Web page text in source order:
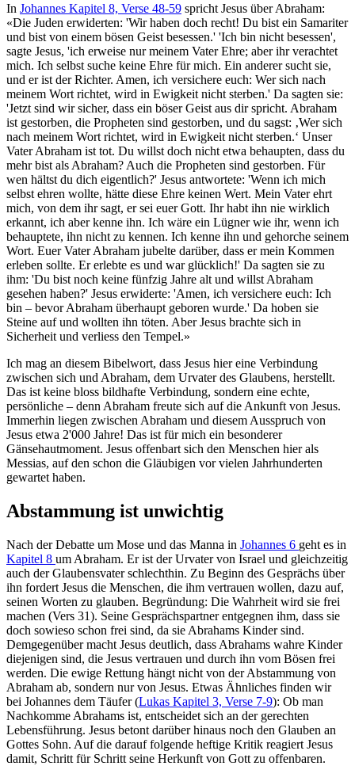
In Johannes Kapitel 8, Verse 48-59 spricht Jesus über Abraham:
«Die Juden erwiderten: 'Wir haben doch recht! Du bist ein Samariter
und bist von einem bösen Geist besessen.' 'Ich bin nicht besessen',
sagte Jesus, 'ich erweise nur meinem Vater Ehre; aber ihr verachtet
mich. Ich selbst suche keine Ehre für mich. Ein anderer sucht sie,
und er ist der Richter. Amen, ich versichere euch: Wer sich nach
meinem Wort richtet, wird in Ewigkeit nicht sterben.' Da sagten sie:
'Jetzt sind wir sicher, dass ein böser Geist aus dir spricht. Abraham
ist gestorben, die Propheten sind gestorben, und du sagst: ‚Wer sich
nach meinem Wort richtet, wird in Ewigkeit nicht sterben.‘ Unser
Vater Abraham ist tot. Du willst doch nicht etwa behaupten, dass du
mehr bist als Abraham? Auch die Propheten sind gestorben. Für
wen hältst du dich eigentlich?' Jesus antwortete: 'Wenn ich mich
selbst ehren wollte, hätte diese Ehre keinen Wert. Mein Vater ehrt
mich, von dem ihr sagt, er sei euer Gott. Ihr habt ihn nie wirklich
erkannt, ich aber kenne ihn. Ich wäre ein Lügner wie ihr, wenn ich
behauptete, ihn nicht zu kennen. Ich kenne ihn und gehorche seinem
Wort. Euer Vater Abraham jubelte darüber, dass er mein Kommen
erleben sollte. Er erlebte es und war glücklich!' Da sagten sie zu
ihm: 'Du bist noch keine fünfzig Jahre alt und willst Abraham
gesehen haben?' Jesus erwiderte: 'Amen, ich versichere euch: Ich
bin – bevor Abraham überhaupt geboren wurde.' Da hoben sie
Steine auf und wollten ihn töten. Aber Jesus brachte sich in
Sicherheit und verliess den Tempel.»
Ich mag an diesem Bibelwort, dass Jesus hier eine Verbindung
zwischen sich und Abraham, dem Urvater des Glaubens, herstellt.
Das ist keine bloss bildhafte Verbindung, sondern eine echte,
persönliche – denn Abraham freute sich auf die Ankunft von Jesus.
Immerhin liegen zwischen Abraham und diesem Ausspruch von
Jesus etwa 2'000 Jahre! Das ist für mich ein besonderer
Gänsehautmoment. Jesus offenbart sich den Menschen hier als
Messias, auf den schon die Gläubigen vor vielen Jahrhunderten
gewartet haben.
Abstammung ist unwichtig
Nach der Debatte um Mose und das Manna in Johannes 6 geht es in
Kapitel 8 um Abraham. Er ist der Urvater von Israel und gleichzeitig
auch der Glaubensvater schlechthin. Zu Beginn des Gesprächs über
ihn fordert Jesus die Menschen, die ihm vertrauen wollen, dazu auf,
seinen Worten zu glauben. Begründung: Die Wahrheit wird sie frei
machen (Vers 31). Seine Gesprächspartner entgegnen ihm, dass sie
doch sowieso schon frei sind, da sie Abrahams Kinder sind.
Demgegenüber macht Jesus deutlich, dass Abrahams wahre Kinder
diejenigen sind, die Jesus vertrauen und durch ihn vom Bösen frei
werden. Die ewige Rettung hängt nicht von der Abstammung von
Abraham ab, sondern nur von Jesus. Etwas Ähnliches finden wir
bei Johannes dem Täufer (Lukas Kapitel 3, Verse 7-9): Ob man
Nachkomme Abrahams ist, entscheidet sich an der gerechten
Lebensführung. Jesus betont darüber hinaus noch den Glauben an
Gottes Sohn. Auf die darauf folgende heftige Kritik reagiert Jesus
damit, Schritt für Schritt seine Herkunft von Gott zu offenbaren.